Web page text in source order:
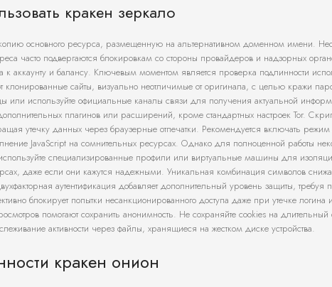
кракен зеркало
основного ресурса, размещенную на альтернативном доменном имени.
часто подвергаются блокировкам со стороны провайдеров и надзорных
к аккаунту и балансу. Ключевым моментом является проверка подлинности
сайты, визуально неотличимые от оригинала, с целью кражи
или используйте официальные каналы связи для получения актуальной
плагинов или расширений, кроме стандартных настроек Tor.
утечку данных через браузерные отпечатки. Рекомендуется включать
JavaScript на сомнительных ресурсах. Однако для полноценной работы
используйте специализированные профили или виртуальные машины для
даже если они кажутся надежными. Уникальная комбинация символов
аутентификация добавляет дополнительный уровень защиты, требуя
блокирует попытки несанкционированного доступа даже при утечке
помогают сохранить анонимность. Не сохраняйте cookies на
активности через файлы, хранящиеся на жестком диске устройства.
кракен онион